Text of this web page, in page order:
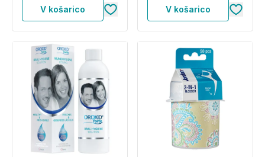
V košarico V košarico